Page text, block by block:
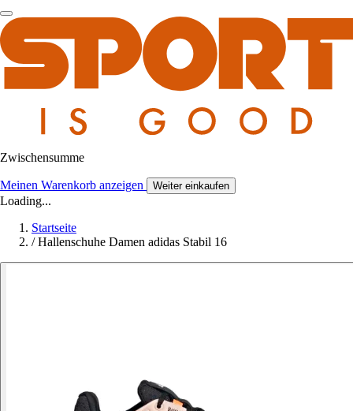
Zwischensumme
Meinen Warenkorb anzeigen Weiter einkaufen
Loading...
Startseite
/ Hallenschuhe Damen adidas Stabil 16